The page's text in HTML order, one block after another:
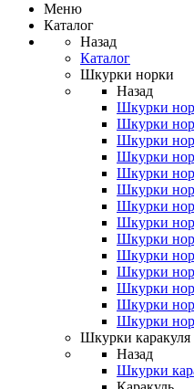
Меню
Каталог
Назад
Каталог
Шкурки норки
Назад
Шкурки
Шкурки
Шкурки
Шкурки
Шкурки
Шкурки
Шкурки
Шкурки
Шкурки
Шкурки
Шкурки
Шкурки
Шкурки
Шкурки
Шкурки каракуля
Назад
Шкурки